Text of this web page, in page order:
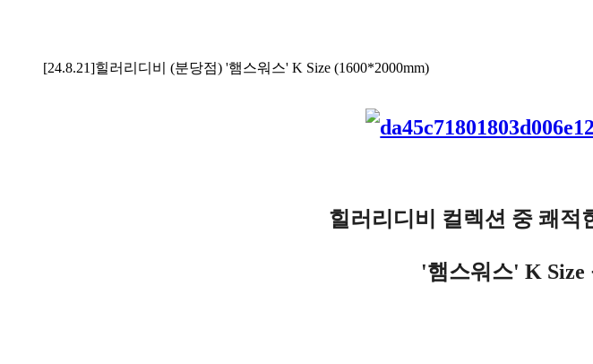
[24.8.21]힐러리디비 (분당점) '햄스워스' K Size (1600*2000mm)
힐러리디비 컬렉션 중 쾌적
'햄스워스' K Size